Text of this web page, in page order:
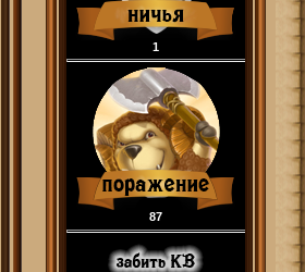
1
87